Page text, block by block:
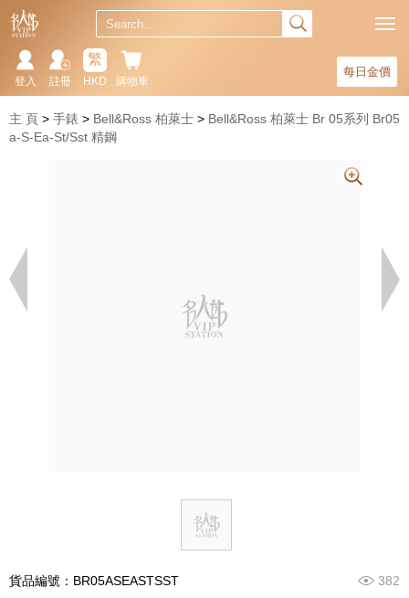
每日金價
購物車
繁
HKD
註冊
登入
主 頁 手錶 Bell&Ross 柏萊士
Bell&Ross 柏萊士 Br 05系列 Br05
a-S-Ea-St/Sst 精鋼
貨品編號：BR05ASEASTSST 382